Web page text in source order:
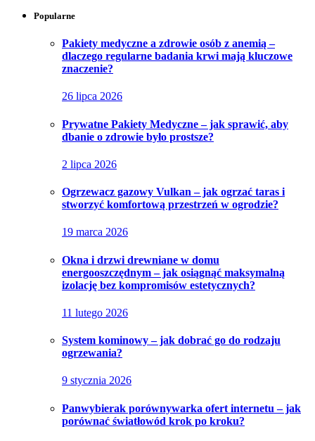
Popularne
Pakiety medyczne a zdrowie osób z anemią –
dlaczego regularne badania krwi mają kluczowe
znaczenie?
26 lipca 2026
Prywatne Pakiety Medyczne – jak sprawić, aby
dbanie o zdrowie było prostsze?
2 lipca 2026
Ogrzewacz gazowy Vulkan – jak ogrzać taras i
stworzyć komfortową przestrzeń w ogrodzie?
19 marca 2026
Okna i drzwi drewniane w domu
energooszczędnym – jak osiągnąć maksymalną
izolację bez kompromisów estetycznych?
11 lutego 2026
System kominowy – jak dobrać go do rodzaju
ogrzewania?
9 stycznia 2026
Panwybierak porównywarka ofert internetu – jak
porównać światłowód krok po kroku?